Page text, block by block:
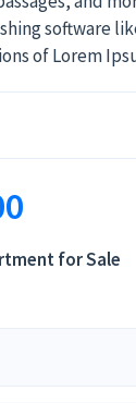
software
of Lorem
for Sale